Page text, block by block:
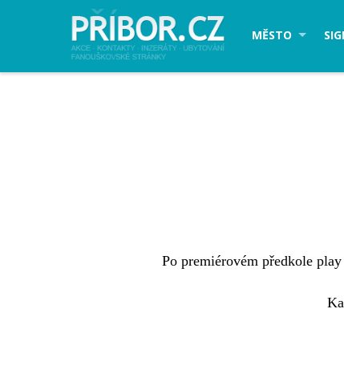
MĚSTO
Po premiérovém předkole